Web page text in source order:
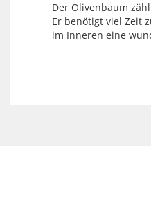
Der Olivenbaum
Er benötigt viel Zeit
im Inneren eine